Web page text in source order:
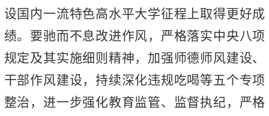
设国内一流特色高水平大学征程上取得更好成
绩。要驰而不息改进作风，严格落实中央八项
规定及其实施细则精神，加强师德师风建设、
干部作风建设，持续深化违规吃喝等五个专项
整治，进一步强化教育监管、监督执纪，严格